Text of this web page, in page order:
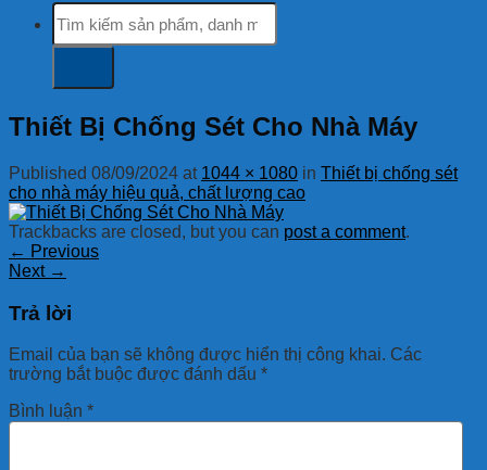
Tìm
kiếm:
Thiết Bị Chống Sét Cho Nhà Máy
Published 08/09/2024 at 1044 × 1080 in Thiết bị chống sét
cho nhà máy hiệu quả, chất lượng cao
Trackbacks are closed, but you can post a comment.
← Previous
Next →
Trả lời
Email của bạn sẽ không được hiển thị công khai. Các
trường bắt buộc được đánh dấu *
Bình luận *